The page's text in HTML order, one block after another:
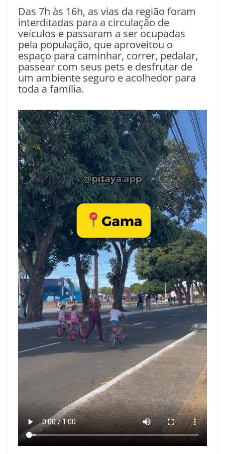
Das 7h às 16h, as vias da região foram
interditadas para a circulação de
veículos e passaram a ser ocupadas
pela população, que aproveitou o
espaço para caminhar, correr, pedalar,
passear com seus pets e desfrutar de
um ambiente seguro e acolhedor para
toda a família.